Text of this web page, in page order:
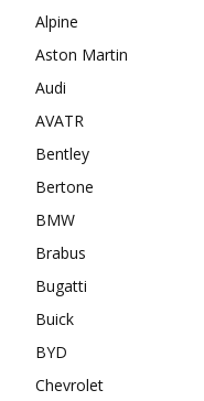
Alpine
Aston Martin
Audi
AVATR
Bentley
Bertone
BMW
Brabus
Bugatti
Buick
BYD
Chevrolet